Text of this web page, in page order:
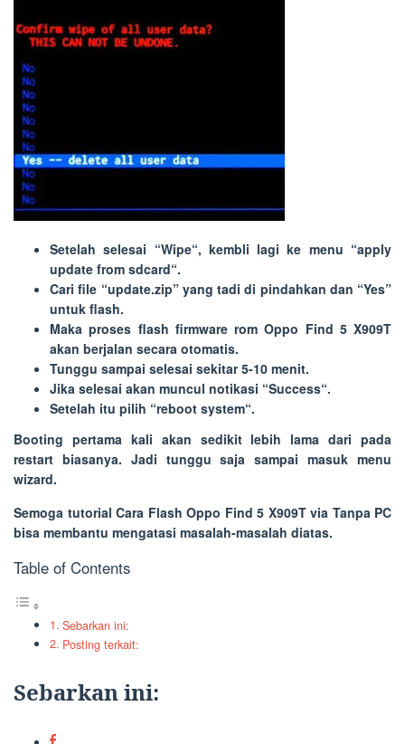
Setelah selesai “Wipe“, kembli lagi ke menu “apply
update from sdcard“.
Cari file “update.zip” yang tadi di pindahkan dan “Yes”
untuk flash.
Maka proses flash firmware rom Oppo Find 5 X909T
akan berjalan secara otomatis.
Tunggu sampai selesai sekitar 5-10 menit.
Jika selesai akan muncul notikasi “Success“.
Setelah itu pilih “reboot system“.
Booting pertama kali akan sedikit lebih lama dari pada
restart biasanya. Jadi tunggu saja sampai masuk menu
wizard.
Semoga tutorial Cara Flash Oppo Find 5 X909T via Tanpa PC
bisa membantu mengatasi masalah-masalah diatas.
Table of Contents
Sebarkan ini:
Posting terkait:
Sebarkan ini: